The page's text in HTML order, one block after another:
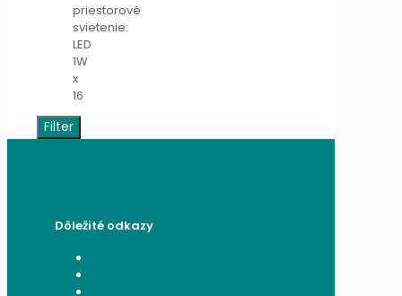
priestorové
svietenie:
LED
1W
x
16
Filter
Dôležité odkazy